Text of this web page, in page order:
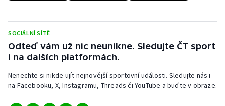
SOCIÁLNÍ SÍTĚ
Odteď vám už nic neunikne. Sledujte ČT sport
i na dalších platformách.
Nenechte si nikde ujít nejnovější sportovní události. Sledujte nás i
na Facebooku, X, Instagramu, Threads či YouTube a buďte v obraze.